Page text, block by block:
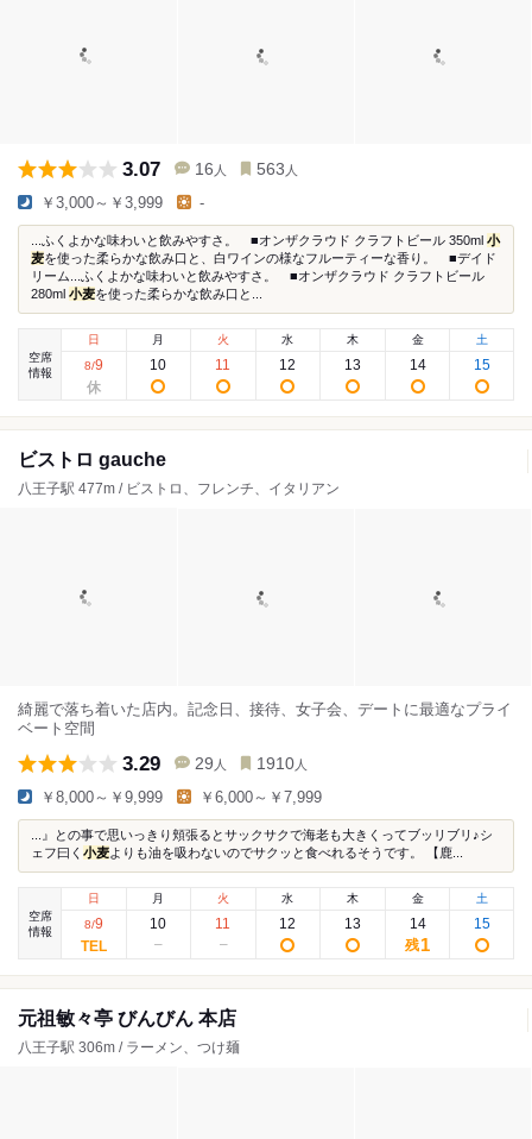
3.07 16 人 563 人
￥3,000～￥3,999 -
...ふくよかな味わいと飲みやすさ。 ■オンザクラウド クラフトビール 350ml 小
麦を使った柔らかな飲み口と、白ワインの様なフルーティーな香り。 ■デイド
リーム...ふくよかな味わいと飲みやすさ。 ■オンザクラウド クラフトビール
280ml 小麦を使った柔らかな飲み口と...
空席
情報
日
8/9
月
10
火
11
水
12
木
13
金
14
土
15
ビストロ gauche
八王子駅 477m / ビストロ、フレンチ、イタリアン
綺麗で落ち着いた店内。記念日、接待、女子会、デートに最適なプライ
ベート空間
3.29 29 人 1910 人
￥8,000～￥9,999 ￥6,000～￥7,999
...』との事で思いっきり頬張るとサックサクで海老も大きくってブッリブリ♪シ
ェフ曰く 小麦よりも油を吸わないのでサクッと食べれるそうです。 【鹿...
空席
情報
日
8/9
月
10
火
11
水
12
木
13
金
14
残1
土
15
元祖敏々亭 びんびん 本店
八王子駅 306m / ラーメン、つけ麺